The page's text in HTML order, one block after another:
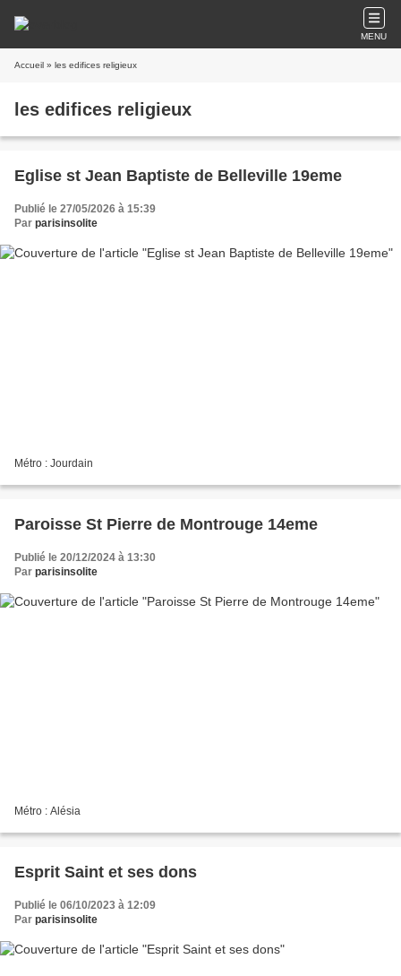
MENU
Accueil » les edifices religieux
les edifices religieux
Eglise st Jean Baptiste de Belleville 19eme
Publié le 27/05/2026 à 15:39
Par parisinsolite
Métro : Jourdain
Paroisse St Pierre de Montrouge 14eme
Publié le 20/12/2024 à 13:30
Par parisinsolite
Métro : Alésia
Esprit Saint et ses dons
Publié le 06/10/2023 à 12:09
Par parisinsolite